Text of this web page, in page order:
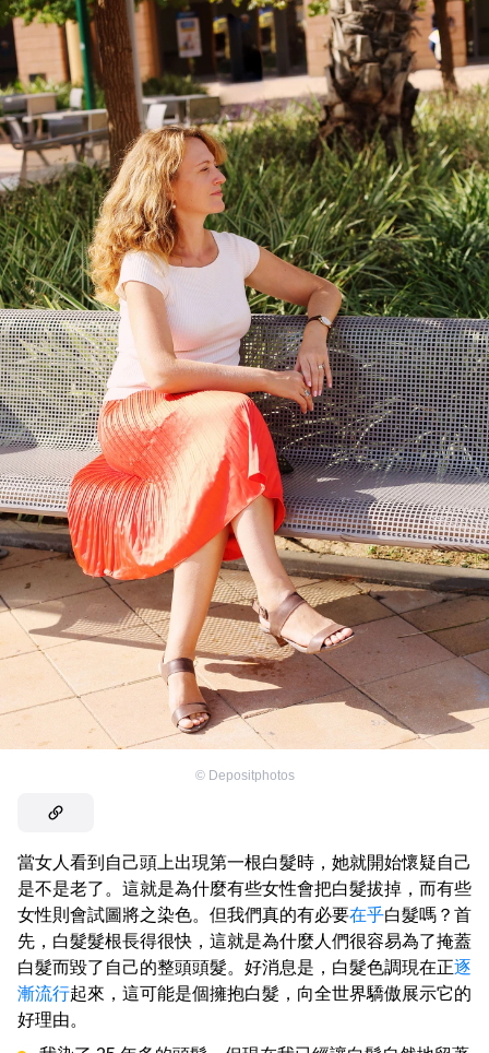
© Depositphotos
當女人看到自己頭上出現第一根白髮時，她就開始懷疑自己
是不是老了。這就是為什麼有些女性會把白髮拔掉，而有些
女性則會試圖將之染色。但我們真的有必要在乎白髮嗎？首
先，白髮髮根長得很快，這就是為什麼人們很容易為了掩蓋
白髮而毀了自己的整頭頭髮。好消息是，白髮色調現在正逐
漸流行起來，這可能是個擁抱白髮，向全世界驕傲展示它的
好理由。